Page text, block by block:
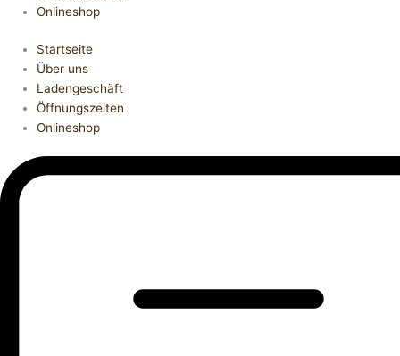
Onlineshop
Startseite
Über uns
Ladengeschäft
Öffnungszeiten
Onlineshop